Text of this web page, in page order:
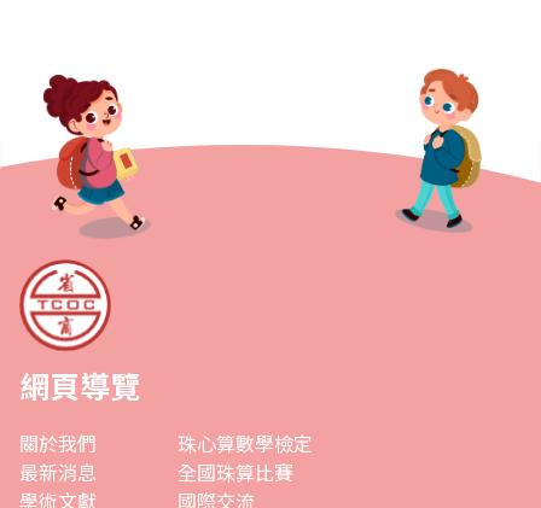
網頁導覽
關於我們
最新消息
珠心算數學檢定
全國珠算比賽